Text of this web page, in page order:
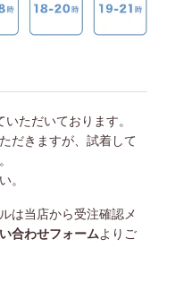
ただいております。
だきますが、試着して
。
は当店から受注確認メ
合わせフォームよりご